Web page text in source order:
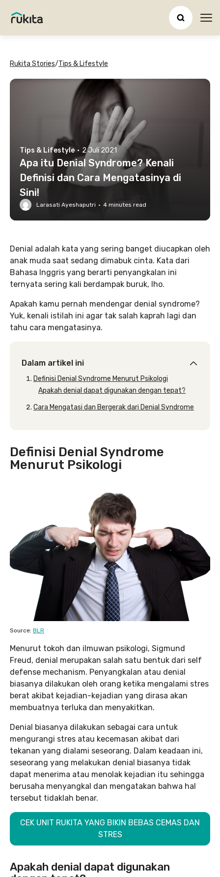
Rukita Stories/Tips & Lifestyle
Tips & Lifestyle · 2 Juli 2021
Apa itu Denial Syndrome? Kenali
Definisi dan Cara Mengatasinya di
Sini!
Larasati Ayeshaputri · 4 minutes read
Denial adalah kata yang sering banget diucapkan oleh
anak muda saat sedang dimabuk cinta. Kata dari
Bahasa Inggris yang berarti penyangkalan ini
ternyata sering kali berdampak buruk, lho.
Apakah kamu pernah mendengar denial syndrome?
Yuk, kenali istilah ini agar tak salah kaprah lagi dan
tahu cara mengatasinya.
Dalam artikel ini
Definisi Denial Syndrome Menurut Psikologi
Apakah denial dapat digunakan dengan tepat?
Cara Mengatasi dan Bergerak dari Denial Syndrome
Definisi Denial Syndrome
Menurut Psikologi
Source: BLR
Menurut tokoh dan ilmuwan psikologi, Sigmund
Freud, denial merupakan salah satu bentuk dari self
defense mechanism. Penyangkalan atau denial
biasanya dilakukan oleh orang ketika mengalami stres
berat akibat kejadian-kejadian yang dirasa akan
membuatnya terluka dan menyakitkan.
Denial biasanya dilakukan sebagai cara untuk
mengurangi stres atau kecemasan akibat dari
tekanan yang dialami seseorang. Dalam keadaan ini,
seseorang yang melakukan denial biasanya tidak
dapat menerima atau menolak kejadian itu sehingga
berusaha menyangkal dan mengatakan bahwa hal
tersebut tidaklah benar.
CEK UNIT RUKITA YANG BIKIN BEBAS CEMAS DAN
STRES
Apakah denial dapat digunakan